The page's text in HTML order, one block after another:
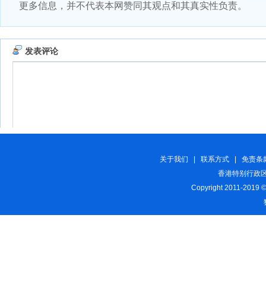
更多信息，并不代表本网赞同其观点和其真实性负责。
关于我们 联系方式
免责条
香港特别行政
Copyright 2011-2019